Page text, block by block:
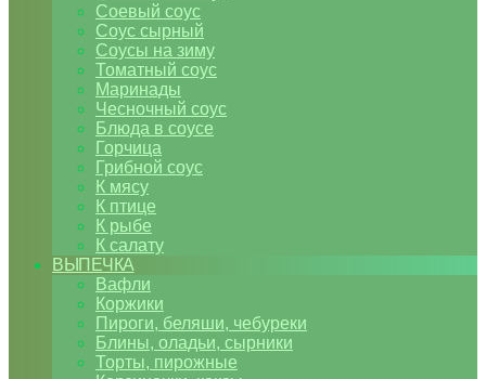
Соевый соус
Соус сырный
Соусы на зиму
Томатный соус
Маринады
Чесночный соус
Блюда в соусе
Горчица
Грибной соус
К мясу
К птице
К рыбе
К салату
ВЫПЕЧКА
Вафли
Коржики
Пироги, беляши, чебуреки
Блины, оладьи, сырники
Торты, пирожные